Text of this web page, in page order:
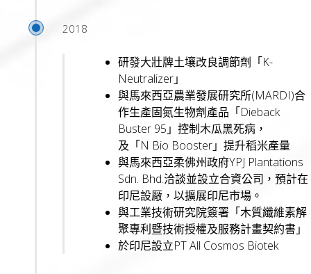
2018
研發大壯牌土壤改良調節劑「K-
Neutralizer」
與馬來西亞農業發展研究所(MARDI)合
作生產固氮生物劑產品「Dieback
Buster 95」控制木瓜黑死病，
及「N Bio Booster」提升稻米產量
與馬來西亞柔佛州政府YPJ Plantations
Sdn. Bhd.洽談並設立合資公司，預計在
印尼設厰，以擴展印尼市場。
與工業技術研究院簽署「木質纖維素解
聚專利暨技術授權及服務計畫契約書」
於印尼設立PT All Cosmos Biotek